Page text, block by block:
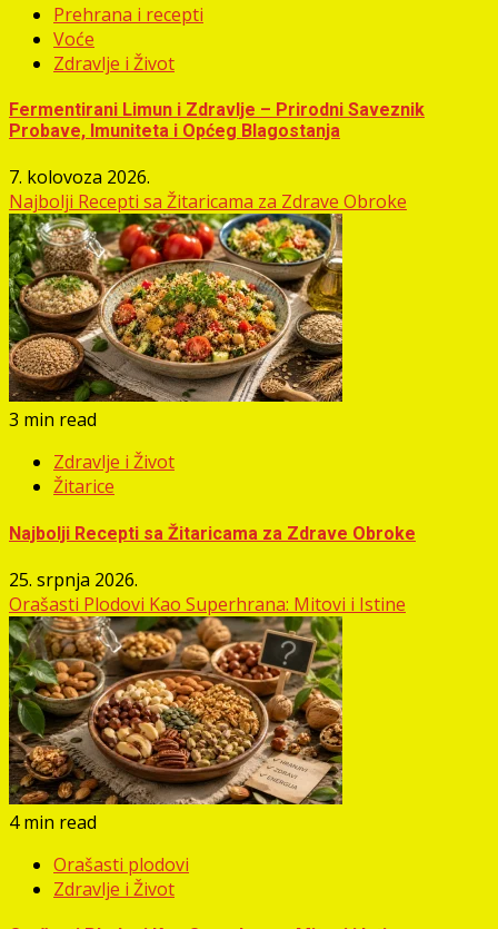
Prehrana i recepti
Voće
Zdravlje i Život
Fermentirani Limun i Zdravlje – Prirodni Saveznik
Probave, Imuniteta i Općeg Blagostanja
7. kolovoza 2026.
Najbolji Recepti sa Žitaricama za Zdrave Obroke
3 min read
Zdravlje i Život
Žitarice
Najbolji Recepti sa Žitaricama za Zdrave Obroke
25. srpnja 2026.
Orašasti Plodovi Kao Superhrana: Mitovi i Istine
4 min read
Orašasti plodovi
Zdravlje i Život